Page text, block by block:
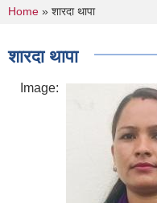
You are here
Home » शारदा थापा
शारदा थापा
Image: